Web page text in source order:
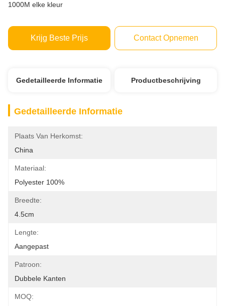
1000M elke kleur
Krijg Beste Prijs Contact Opnemen
Gedetailleerde Informatie Productbeschrijving
Gedetailleerde Informatie
Plaats Van Herkomst:
China
Materiaal:
Polyester 100%
Breedte:
4.5cm
Lengte:
Aangepast
Patroon:
Dubbele Kanten
MOQ: